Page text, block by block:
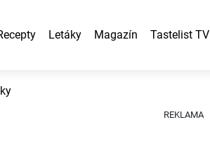
Letáky Magazín Tastelist TV
REKLAMA